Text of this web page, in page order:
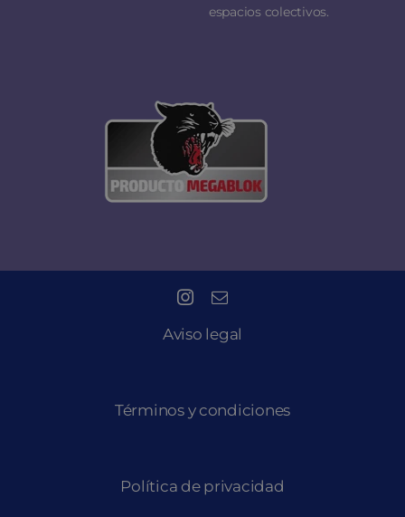
espacios colectivos.
Aviso legal
Términos y condiciones
Política de privacidad